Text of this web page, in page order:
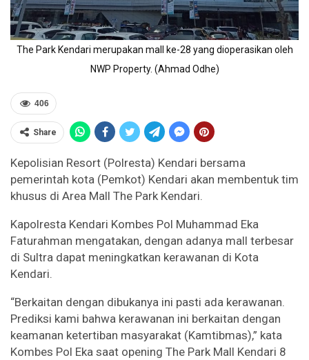
The Park Kendari merupakan mall ke-28 yang dioperasikan oleh
NWP Property. (Ahmad Odhe)
406
Share
Kepolisian Resort (Polresta) Kendari bersama
pemerintah kota (Pemkot) Kendari akan membentuk tim
khusus di Area Mall The Park Kendari.
Kapolresta Kendari Kombes Pol Muhammad Eka
Faturahman mengatakan, dengan adanya mall terbesar
di Sultra dapat meningkatkan kerawanan di Kota
Kendari.
“Berkaitan dengan dibukanya ini pasti ada kerawanan.
Prediksi kami bahwa kerawanan ini berkaitan dengan
keamanan ketertiban masyarakat (Kamtibmas),” kata
Kombes Pol Eka saat opening The Park Mall Kendari 8